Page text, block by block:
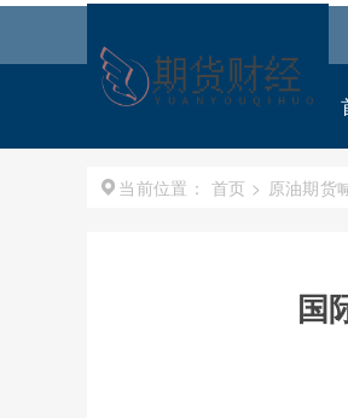
当前位置： 首页 > 原油期货
国